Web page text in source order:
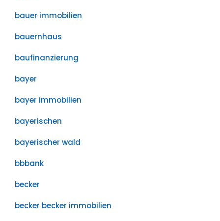
bauer immobilien
bauernhaus
baufinanzierung
bayer
bayer immobilien
bayerischen
bayerischer wald
bbbank
becker
becker becker immobilien